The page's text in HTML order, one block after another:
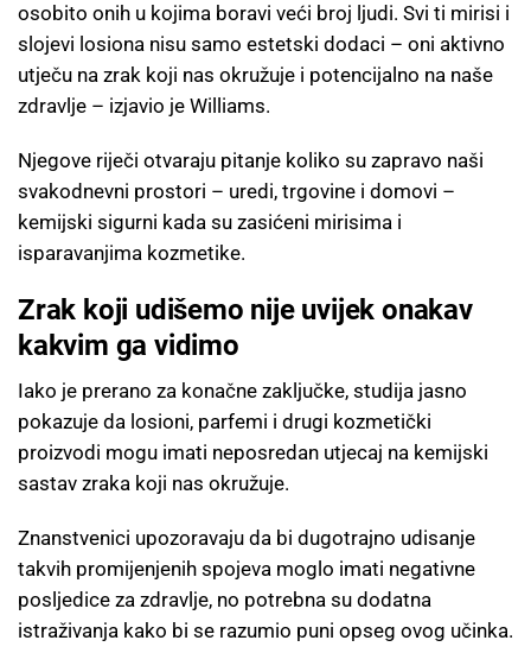
osobito onih u kojima boravi veći broj ljudi. Svi ti mirisi i
slojevi losiona nisu samo estetski dodaci – oni aktivno
utječu na zrak koji nas okružuje i potencijalno na naše
zdravlje – izjavio je Williams.
Njegove riječi otvaraju pitanje koliko su zapravo naši
svakodnevni prostori – uredi, trgovine i domovi –
kemijski sigurni kada su zasićeni mirisima i
isparavanjima kozmetike.
Zrak koji udišemo nije uvijek onakav
kakvim ga vidimo
Iako je prerano za konačne zaključke, studija jasno
pokazuje da losioni, parfemi i drugi kozmetički
proizvodi mogu imati neposredan utjecaj na kemijski
sastav zraka koji nas okružuje.
Znanstvenici upozoravaju da bi dugotrajno udisanje
takvih promijenjenih spojeva moglo imati negativne
posljedice za zdravlje, no potrebna su dodatna
istraživanja kako bi se razumio puni opseg ovog učinka.